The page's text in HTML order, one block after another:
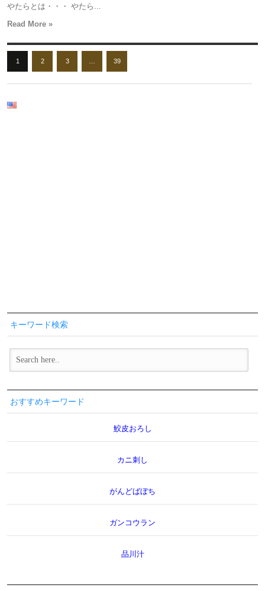
やたらとは・・・ やたら...
Read More »
1 2 3 39
キーワード検索
おすすめキーワード
鮫皮おろし
カニ刺し
がんどばぼち
ガンコウラン
品川汁